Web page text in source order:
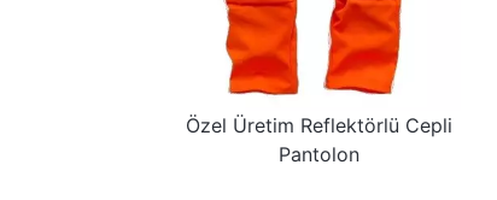
Özel Üretim Reflektörlü Cepli
Pantolon